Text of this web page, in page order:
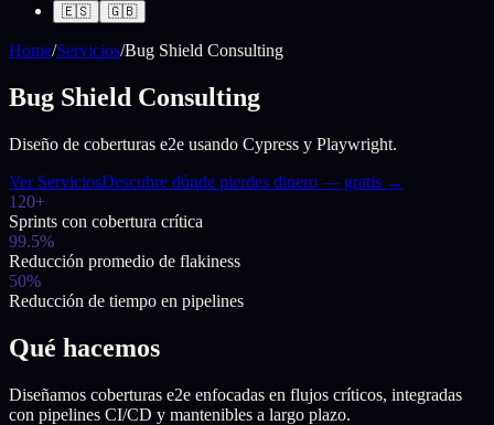
🇪🇸 🇬🇧
Home/Servicios/Bug Shield Consulting
Bug Shield Consulting
Diseño de coberturas e2e usando Cypress y Playwright.
Ver ServiciosDescubre dónde pierdes dinero — gratis →
120+
Sprints con cobertura crítica
99.5%
Reducción promedio de flakiness
50%
Reducción de tiempo en pipelines
Qué hacemos
Diseñamos coberturas e2e enfocadas en flujos críticos, integradas
con pipelines CI/CD y mantenibles a largo plazo.